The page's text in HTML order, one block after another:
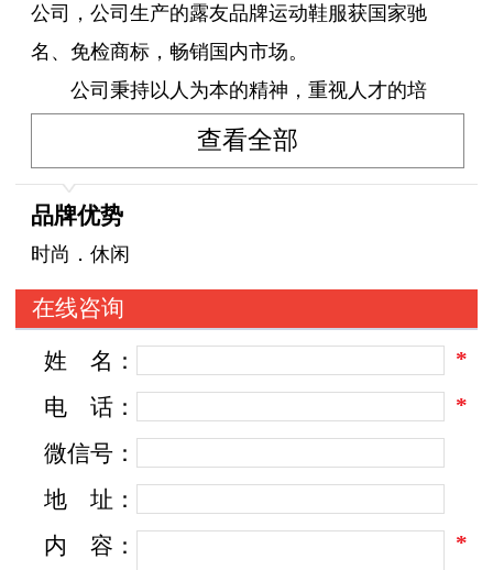
公司，公司生产的露友品牌运动鞋服获国家驰
名、免检商标，畅销国内市场。
公司秉持以人为本的精神，重视人才的培
养，并不断引入各方面的人才。如今，公司已发
展成大型现代化体育用品企业，拥用占地面积
40000平方米的现代化标准厂房、国际最先进的生
产设备、2000余名员工。年产500万双鞋类产品及
公司旗下的“露友”品牌连续获得：
“中国驰名商标”
“国家免检产品”
“2007年全国用户满意产品”
“福建省名牌产品”
查看全部
品牌优势
时尚．休闲
在线咨询
姓
名：
*
电
话：
*
微信号：
地
址：
内
容： *